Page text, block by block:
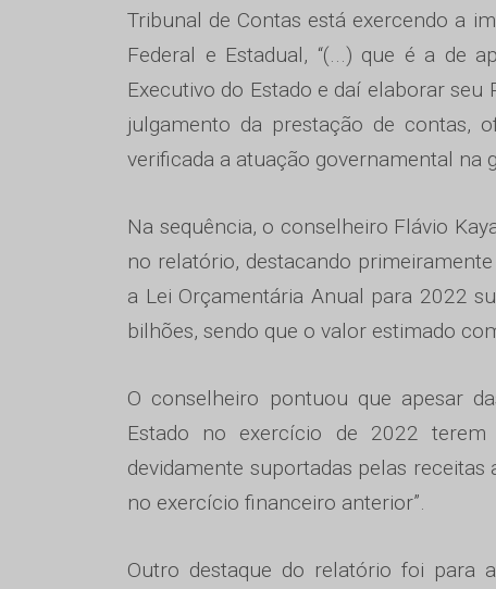
Tribunal de Contas está exercendo a
Federal e Estadual, “(...) que é a de
Executivo do Estado e daí elaborar seu
julgamento da prestação de contas,
verificada a atuação governamental na
Na sequência, o conselheiro Flávio
no relatório, destacando
a Lei Orçamentária Anual para 2022
bilhões, sendo que o valor estimado
O conselheiro pontuou que apesar
Estado no exercício de 2022
devidamente suportadas pelas
no exercício financeiro anterior”.
Outro destaque do relatório foi para